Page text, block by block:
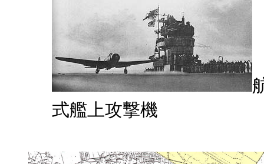
式艦上攻撃機